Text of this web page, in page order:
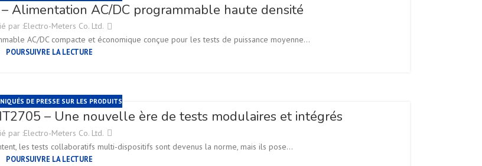
Alimentation AC/DC programmable haute densité
par :Electro-Meters Co. Ltd.
AC/DC compacte et économique conçue pour les tests de puissance moyenne...
POURSUIVRE LA LECTURE
DE PRESSE SUR LES PRODUITS
– Une nouvelle ère de tests modulaires et intégrés
par :Electro-Meters Co. Ltd.
les tests collaboratifs multi-dispositifs sont devenus la norme, mais ils pose...
POURSUIVRE LA LECTURE